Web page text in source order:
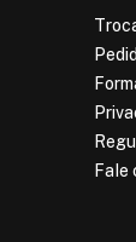
Fale